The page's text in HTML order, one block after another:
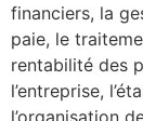
financiers, la
paie, le
rentabilité des
l’entreprise,
l’organisation